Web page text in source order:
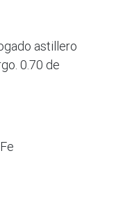
astillero
0.70 de